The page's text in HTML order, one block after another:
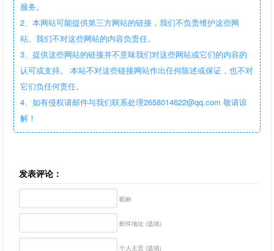
服务。
2、本网站可能提供第三方网站的链接，我们不负责维护这些网
站。我们不对这些网站的内容负责任。
3、提供这些网站的链接并不意味我们对这些网站或它们的内容的
认可或支持。 本站不对这些链接网站作出任何陈述或保证，也不对
它们负任何责任。
4、如有侵权请邮件与我们联系处理2658014622@qq.com 敬请谅
解！
发表评论：
昵称
邮件地址 (选填)
个人主页 (选填)